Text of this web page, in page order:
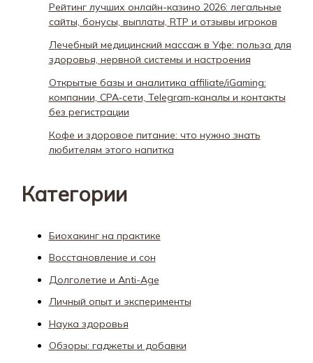
Рейтинг лучших онлайн-казино 2026: легальные
сайты, бонусы, выплаты, RTP и отзывы игроков
Лечебный медицинский массаж в Уфе: польза для
здоровья, нервной системы и настроения
Открытые базы и аналитика affiliate/iGaming:
компании, CPA‑сети, Telegram‑каналы и контакты
без регистрации
Кофе и здоровое питание: что нужно знать
любителям этого напитка
Категории
Биохакинг на практике
Восстановление и сон
Долголетие и Anti-Age
Личный опыт и эксперименты
Наука здоровья
Обзоры: гаджеты и добавки